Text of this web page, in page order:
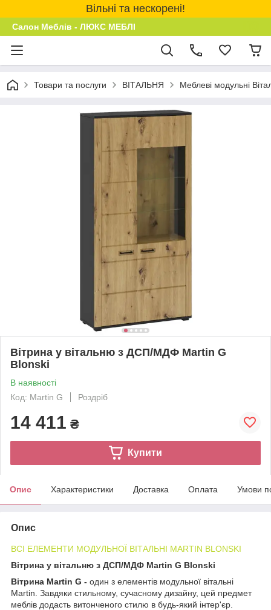
Вільні та нескорені!
Салон Меблів - ЛЮКС МЕБЛІ
Товари та послуги ВІТАЛЬНЯ Меблеві модульні
Вітрина у вітальню з ДСП/МДФ Martin G
Blonski
В наявності
Код: Martin G
Роздріб
14 411 ₴
Купити
Опис Характеристики Доставка Оплата Умови
Опис
ВСІ ЕЛЕМЕНТИ МОДУЛЬНОЇ ВІТАЛЬНІ MARTIN BLONSKІ
Вітрина у вітальню з ДСП/МДФ Martin G Blonski
Вітрина Martin G - один з елементів модульної вітальні
Martin. Завдяки стильному, сучасному дизайну, цей предмет
меблів додасть витонченого стилю в будь-який інтер'єр.